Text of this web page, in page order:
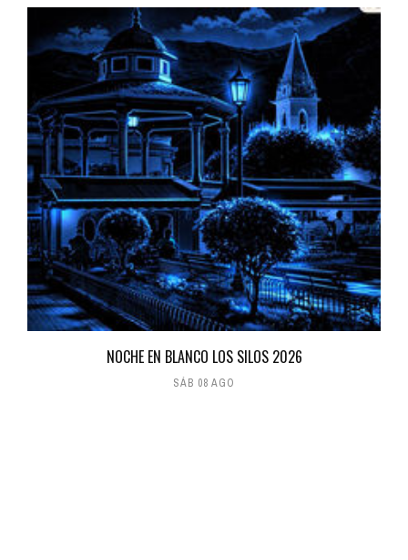
NOCHE EN BLANCO LOS SILOS 2026
SÁB 08 AGO